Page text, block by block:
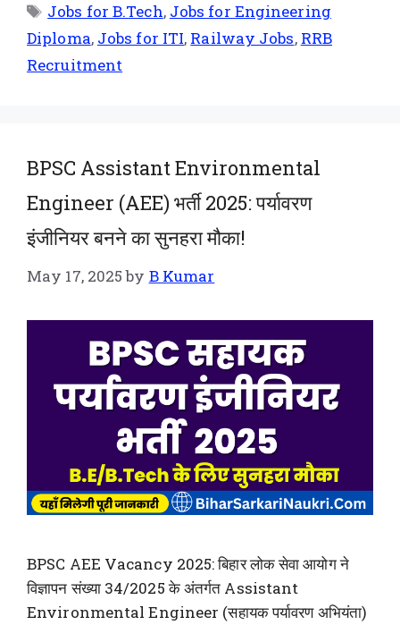
Jobs for B.Tech, Jobs for Engineering
Diploma, Jobs for ITI, Railway Jobs, RRB
Recruitment
BPSC Assistant Environmental
Engineer (AEE) भर्ती 2025: पर्यावरण
इंजीनियर बनने का सुनहरा मौका!
May 17, 2025 by B Kumar
BPSC AEE Vacancy 2025: बिहार लोक सेवा आयोग ने
विज्ञापन संख्या 34/2025 के अंतर्गत Assistant
Environmental Engineer (सहायक पर्यावरण अभियंता)